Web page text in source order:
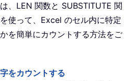
、LEN 関数と SUBSTITUTE 関
使って、Excel のセル内に特定
を簡単にカウントする方法をご
をカウントする